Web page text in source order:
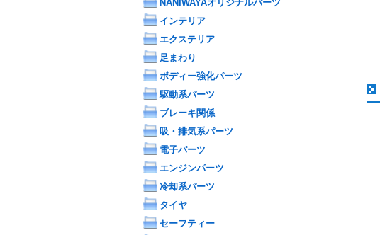
NANIWAYAオリジナルパーツ
インテリア
エクステリア
足まわり
ボディー強化パーツ
駆動系パーツ
ブレーキ関係
吸・排気系パーツ
電子パーツ
エンジンパーツ
冷却系パーツ
タイヤ
セーフティー